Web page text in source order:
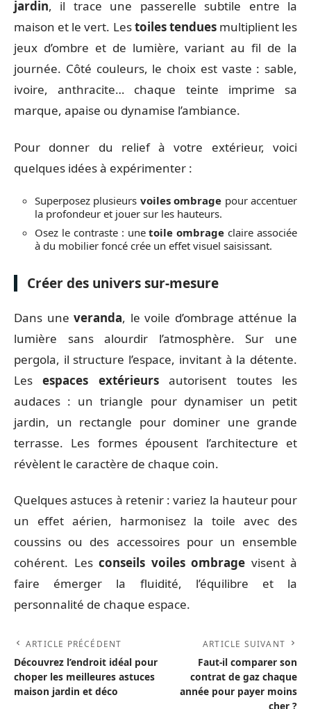
jardin, il trace une passerelle subtile entre la
maison et le vert. Lestoiles tenduesmultiplient les
jeux d’ombre et de lumière, variant au fil de la
journée. Côté couleurs, le choix est vaste : sable,
ivoire, anthracite… chaque teinte imprime sa
marque, apaise ou dynamise l’ambiance.
Pour donner du relief à votre extérieur, voici
quelques idées à expérimenter :
Superposez plusieurs voiles ombrage pour accentuer
la profondeur et jouer sur les hauteurs.
Osez le contraste : unetoile ombrage claire associée
à du mobilier foncé crée un effet visuel saisissant.
Créer des univers sur-mesure
Dans uneveranda, le voile d’ombrage atténue la
lumière sans alourdir l’atmosphère. Sur une
pergola, il structure l’espace, invitant à la détente.
Lesespaces extérieursautorisent toutes les
audaces : un triangle pour dynamiser un petit
jardin, un rectangle pour dominer une grande
terrasse. Les formes épousent l’architecture et
révèlent le caractère de chaque coin.
Quelques astuces à retenir : variez la hauteur pour
un effet aérien, harmonisez la toile avec des
coussins ou des accessoires pour un ensemble
cohérent. Les conseils voiles ombrage visent à
faire émerger la fluidité, l’équilibre et la
personnalité de chaque espace.
ARTICLE PRÉCÉDENT
Découvrez l’endroit idéal pour
choper les meilleures astuces
maison jardin et déco
ARTICLE SUIVANT
Faut-il comparer son
contrat de gaz chaque
année pour payer moins
cher ?